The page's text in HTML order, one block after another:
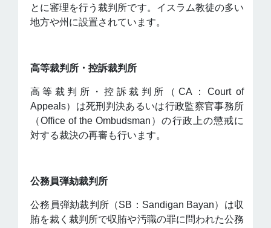
とに審理を行う裁判所です。イスラム教徒の多い
地方や州に設置されています。
高等裁判所・控訴裁判所
高等裁判所・控訴裁判所（CA：Court of
Appeals）は死刑判決あるいは行政監察官事務所
（Office of the Ombudsman）の行政上の懲戒に
対する裁決の再審も行います。
公務員弾劾裁判所
公務員弾劾裁判所（SB：Sandigan Bayan）は収
賄を裁く裁判所で収賄や汚職の罪に問われた公務